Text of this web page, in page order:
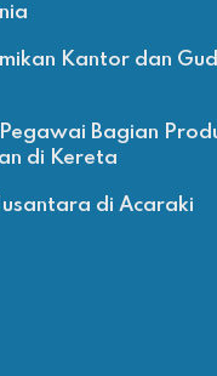
Kantor dan
Bagian
di Kereta
di Acaraki